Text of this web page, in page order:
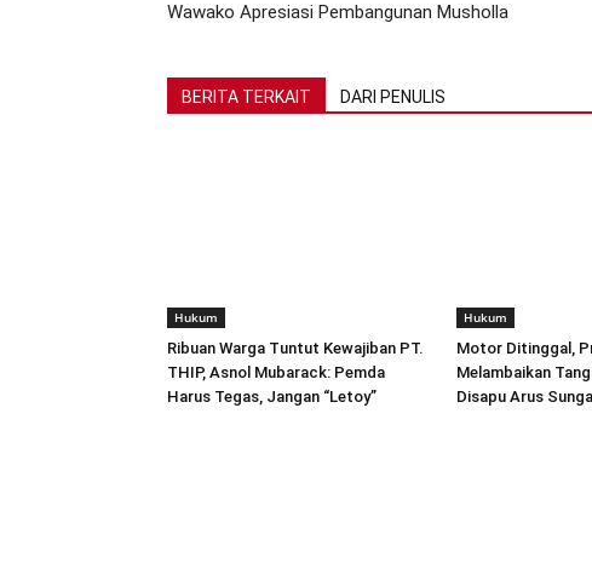
Wawako Apresiasi Pembangunan Musholla
BERITA TERKAIT DARI PENULIS
Hukum
Ribuan Warga Tuntut Kewajiban PT.
THIP, Asnol Mubarack: Pemda
Harus Tegas, Jangan “Letoy”
Hukum
Motor Ditinggal,
Melambaikan
Disapu Arus